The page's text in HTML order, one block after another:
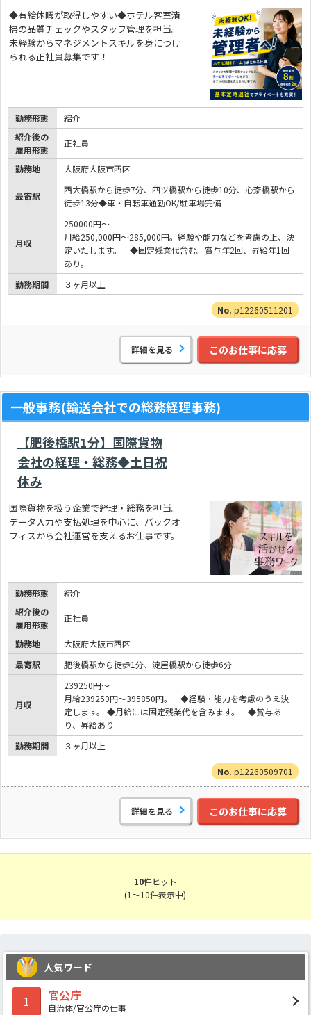
◆有給休暇が取得しやすい◆ホテル客室清
掃の品質チェックやスタッフ管理を担当。
未経験からマネジメントスキルを身につけ
られる正社員募集です！
勤務形態
紹介
紹介後の
雇用形態
正社員
勤務地 大阪府大阪市西区
最寄駅
西大橋駅から徒歩7分、四ツ橋駅から徒歩10分、心斎橋駅から
徒歩13分◆車・自転車通勤OK/駐車場完備
月収
250000円～
月給250,000円～285,000円。経験や能力などを考慮の上、決
定いたします。 ◆固定残業代含む。賞与年2回、昇給年1回
あり。
勤務期間
３ヶ月以上
p12260511201
詳細を見る このお仕事に応募
一般事務(輸送会社での総務経理事務)
【肥後橋駅1分】国際貨物
会社の経理・総務◆土日祝
休み
国際貨物を扱う企業で経理・総務を担当。
データ入力や支払処理を中心に、バックオ
フィスから会社運営を支えるお仕事です。
勤務形態
紹介
紹介後の
雇用形態
正社員
勤務地
大阪府大阪市西区
最寄駅
肥後橋駅から徒歩1分、淀屋橋駅から徒歩6分
月収
239250円～
月給239250円～395850円。 ◆経験・能力を考慮のうえ決
定します。 ◆月給には固定残業代を含みます。 ◆賞与あ
り、昇給あり
勤務期間
３ヶ月以上
p12260509701
詳細を見る このお仕事に応募
10件ヒット
(1～10件表示中)
人気ワード
1 官公庁
自治体/官公庁の仕事